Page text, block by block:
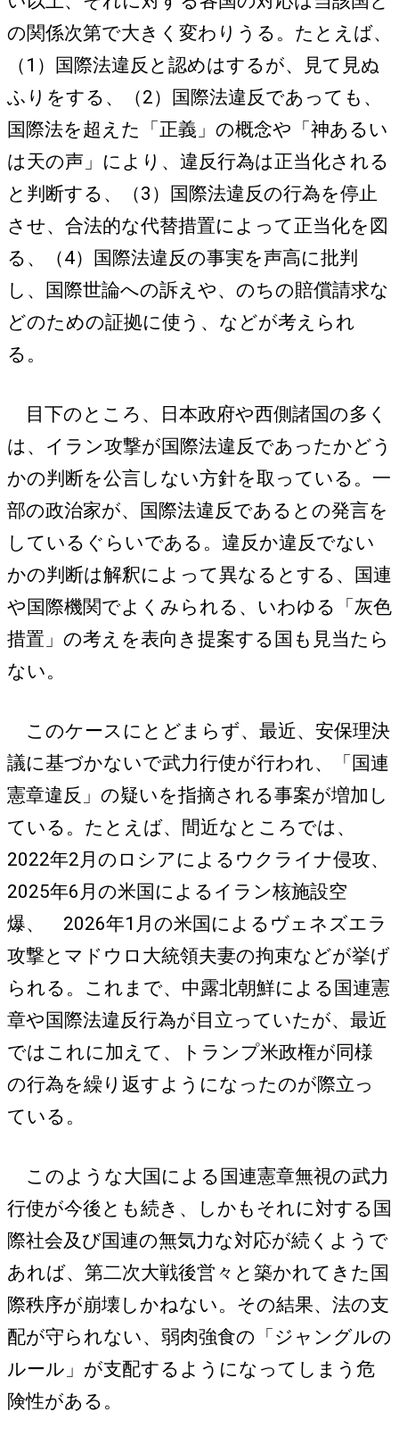
の関係次第で大きく変わりうる。たとえば、
（1）国際法違反と認めはするが、見て見ぬ
ふりをする、（2）国際法違反であっても、
国際法を超えた「正義」の概念や「神あるい
は天の声」により、違反行為は正当化される
と判断する、（3）国際法違反の行為を停止
させ、合法的な代替措置によって正当化を図
る、（4）国際法違反の事実を声高に批判
し、国際世論への訴えや、のちの賠償請求な
どのための証拠に使う、などが考えられ
る。
目下のところ、日本政府や西側諸国の多く
は、イラン攻撃が国際法違反であったかどう
かの判断を公言しない方針を取っている。一
部の政治家が、国際法違反であるとの発言を
しているぐらいである。違反か違反でない
かの判断は解釈によって異なるとする、国連
や国際機関でよくみられる、いわゆる「灰色
措置」の考えを表向き提案する国も見当たら
ない。
このケースにとどまらず、最近、安保理決
議に基づかないで武力行使が行われ、「国連
憲章違反」の疑いを指摘される事案が増加し
ている。たとえば、間近なところでは、
2022年2月のロシアによるウクライナ侵攻、
2025年6月の米国によるイラン核施設空
爆、 2026年1月の米国によるヴェネズエラ
攻撃とマドウロ大統領夫妻の拘束などが挙げ
られる。これまで、中露北朝鮮による国連憲
章や国際法違反行為が目立っていたが、最近
ではこれに加えて、トランプ米政権が同様
の行為を繰り返すようになったのが際立っ
ている。
このような大国による国連憲章無視の武力
行使が今後とも続き、しかもそれに対する国
際社会及び国連の無気力な対応が続くようで
あれば、第二次大戦後営々と築かれてきた国
際秩序が崩壊しかねない。その結果、法の支
配が守られない、弱肉強食の「ジャングルの
ルール」が支配するようになってしまう危
険性がある。